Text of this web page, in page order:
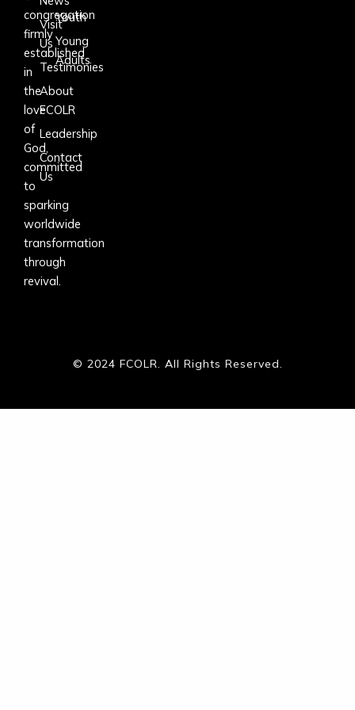
congregation
firmly
established
in
the
love
of
God,
committed
to
sparking
worldwide
transformation
through
revival.
Visit
Us
Testimonies
About
FCOLR
Leadership
Contact
Us
Youth
Young
Adults
© 2024 FCOLR. All Rights Reserved.